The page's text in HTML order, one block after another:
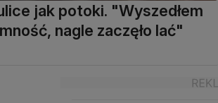
jak potoki. "Wyszedłem
nagle zaczęło lać"